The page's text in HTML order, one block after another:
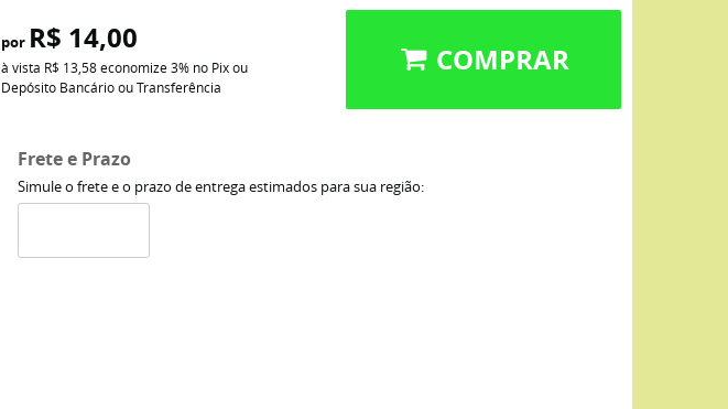
por R$ 14,00
à vista R$ 13,58economize3% no Pix ou
Depósito Bancário ou Transferência
COMPRAR
Frete e Prazo
Simule o frete e o prazo de entrega estimados para sua região: